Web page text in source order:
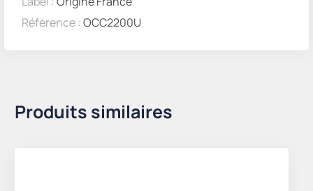
Référence : OCC2200U
Produits similaires